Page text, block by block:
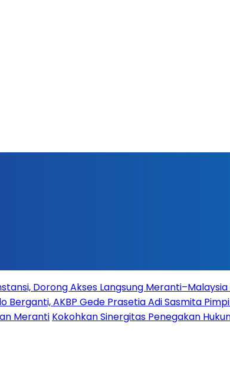
Dorong Akses Langsung
Berganti, AKBP Gede Prasetia Adi Sasmita
Meranti Kokohkan Sinergitas Penegakan